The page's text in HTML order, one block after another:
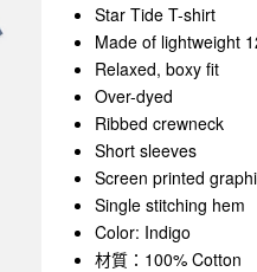
Star Tide T-shirt
Made of lightweight
Relaxed, boxy fit
Over-dyed
Ribbed crewneck
Short sleeves
Screen printed
Single stitching hem
Color: Indigo
材質：100% Cotton